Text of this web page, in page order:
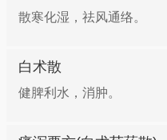
功效：补气通便 做法：
沸后改文火煮20分钟，
升，取汁200毫升，2汁
散寒化湿，祛风通络。
白术散
健脾利水，消肿。